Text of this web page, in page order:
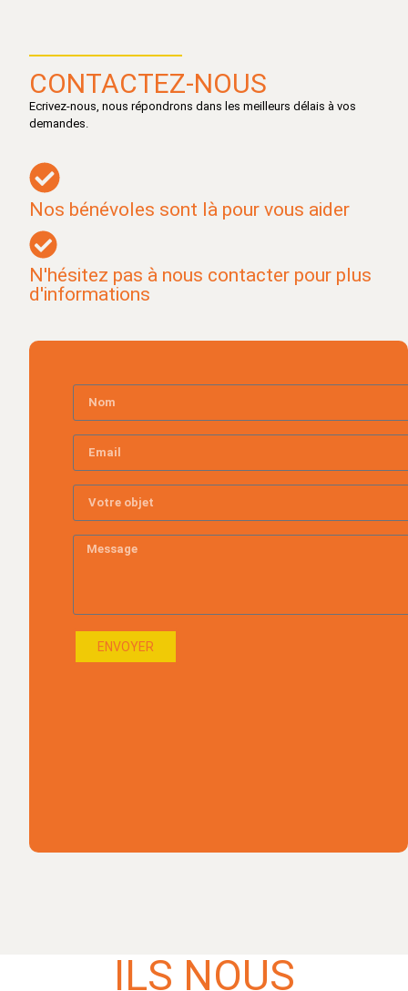
CONTACTEZ-NOUS
Ecrivez-nous, nous répondrons dans les meilleurs délais à vos
demandes.
Nos bénévoles sont là pour vous aider
N'hésitez pas à nous contacter pour plus
d'informations
ENVOYER
ILS NOUS